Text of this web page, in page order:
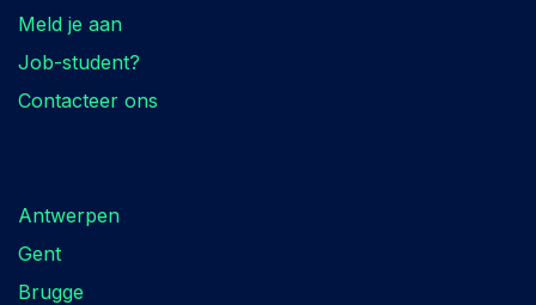
Meld je aan
Job-student?
Contacteer ons
Antwerpen
Gent
Brugge